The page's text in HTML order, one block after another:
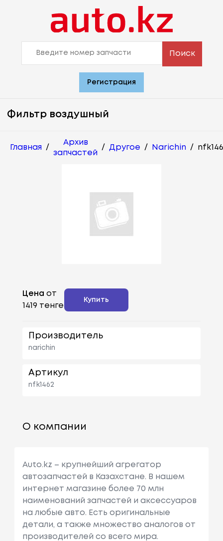
Поиск
Регистрация
Фильтр воздушный
Главная /
Архив
запчастей
/ Другое / Narichin /
Цена от
1419 тенге
Купить
Производитель
narichin
Артикул
nfk1462
О компании
Auto.kz – крупнейший агрегатор
автозапчастей в Казахстане. В нашем
интернет магазине более 70 млн
наименований запчастей и аксессуаров
на любые авто. Есть оригинальные
детали, а также множество аналогов от
производителей со всего мира.